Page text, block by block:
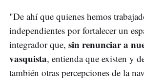
"De ahí que quienes hemos
independientes por fortalecer un
integrador que, sin renunciar a
vasquista, entienda que existen y
también otras percepciones de la